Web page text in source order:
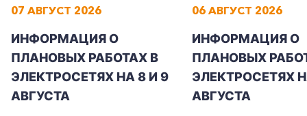
07 АВГУСТ 2026
ИНФОРМАЦИЯ О
ПЛАНОВЫХ РАБОТАХ В
ЭЛЕКТРОСЕТЯХ НА 8 И 9
АВГУСТА
06 АВГУСТ 2026
ИНФОРМАЦИЯ О
ПЛАНОВЫХ
ЭЛЕКТРОСЕТЯХ
АВГУСТА